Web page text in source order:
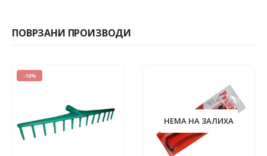
ПОВРЗАНИ ПРОИЗВОДИ
НЕМА НА ЗАЛИХА